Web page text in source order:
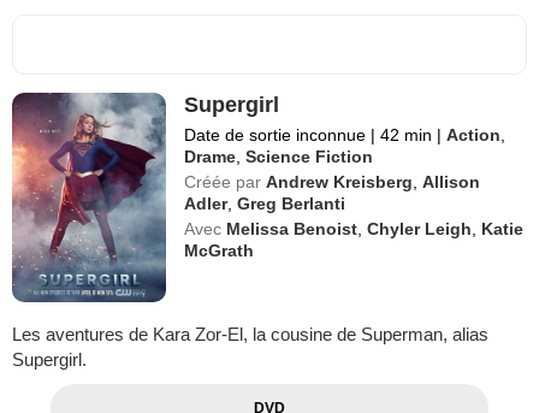
Supergirl
Date de sortie inconnue | 42 min | Action
Drame ,Science Fiction
Créée par Andrew Kreisberg ,Allison
Adler,Greg Berlanti
Avec Melissa Benoist ,Chyler Leigh
Katie
McGrath
Les aventures de Kara Zor-El, la cousine de Superman, alias
Supergirl.
DVD